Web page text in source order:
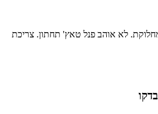
לא אוהב פנל טאץ' תחתון. צריכת